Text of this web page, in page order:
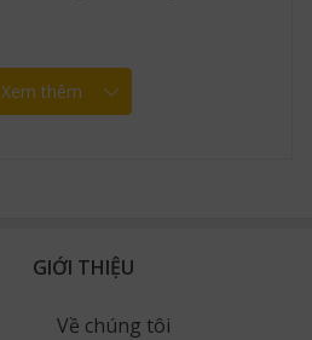
Xem thêm
GIỚI THIỆU
Về chúng tôi